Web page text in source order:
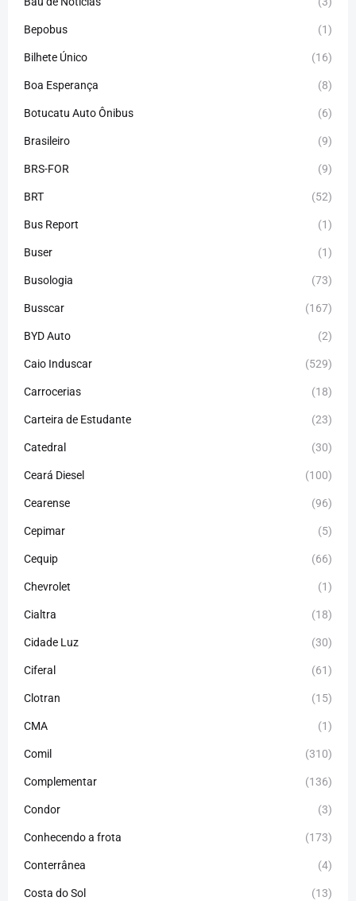
Bepobus (1)
Bilhete Único (16)
Boa Esperança (8)
Botucatu Auto Ônibus (6)
Brasileiro (9)
BRS-FOR (9)
BRT (52)
Bus Report (1)
Buser (1)
Busologia (73)
Busscar (167)
BYD Auto (2)
Caio Induscar (529)
Carrocerias (18)
Carteira de Estudante (23)
Catedral (30)
Ceará Diesel (100)
Cearense (96)
Cepimar (5)
Cequip (66)
Chevrolet (1)
Cialtra (18)
Cidade Luz (30)
Ciferal (61)
Clotran (15)
CMA (1)
Comil (310)
Complementar (136)
Condor (3)
Conhecendo a frota (173)
Conterrânea (4)
Costa do Sol (13)